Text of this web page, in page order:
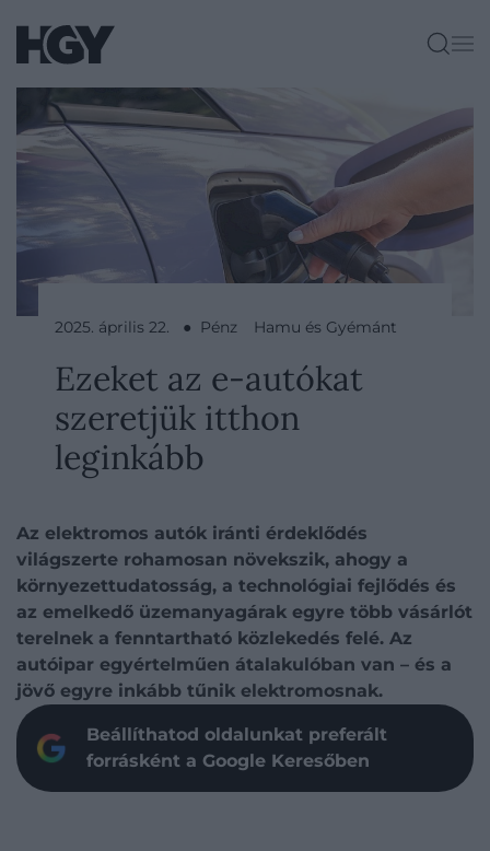
2025. április 22. ● Pénz Hamu és Gyémánt
Ezeket az e-autókat
szeretjük itthon
leginkább
Az elektromos autók iránti érdeklődés
világszerte rohamosan növekszik, ahogy a
környezettudatosság, a technológiai fejlődés és
az emelkedő üzemanyagárak egyre több vásárlót
terelnek a fenntartható közlekedés felé. Az
autóipar egyértelműen átalakulóban van – és a
jövő egyre inkább tűnik elektromosnak.
Beállíthatod oldalunkat preferált
forrásként a Google Keresőben